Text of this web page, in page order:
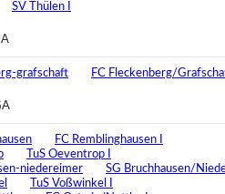
SV Thülen I
FC Fleckenberg/
FC Remblinghausen I
TuS Oeventrop I
SG Bruchhausen/
TuS Voßwinkel I